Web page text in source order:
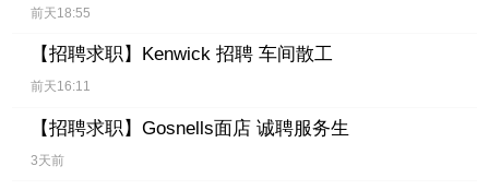
前天18:55
【招聘求职】 Kenwick 招聘 车间散工
前天16:11
【招聘求职】 Gosnells面店 诚聘服务生
3天前